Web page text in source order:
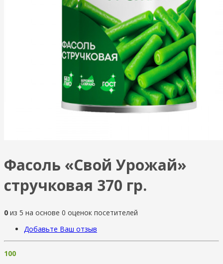
Фасоль «Свой Урожай»
стручковая 370 гр.
0 из 5 на основе 0 оценок посетителей
Добавьте Ваш отзыв
100